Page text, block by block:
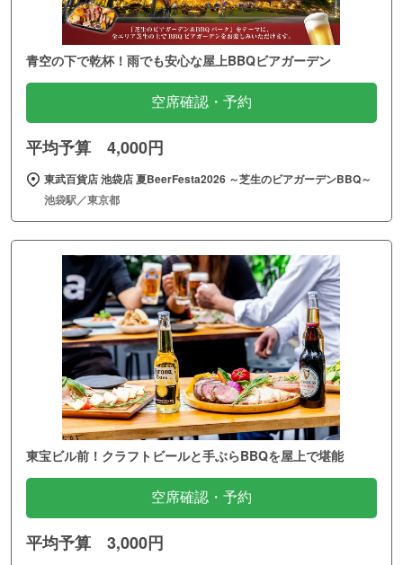
青空の下で乾杯！雨でも安心な屋上BBQビアガーデン
空席確認・予約
平均予算 4,000円
東武百貨店 池袋店 夏BeerFesta2026 ～芝生のビアガーデンBBQ～
池袋駅／東京都
東宝ビル前！クラフトビールと手ぶらBBQを屋上で堪能
空席確認・予約
平均予算 3,000円